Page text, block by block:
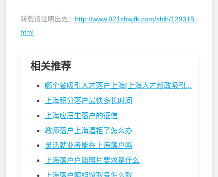
转载请注明出处： http://www.021shwjfk.com/shlh/129318.
html
相关推荐
哪个省吸引人才落户上海(上海人才新政吸引...
上海积分落户最快多长时间
上海应届生落户的征信
教师落户上海遭拒了怎么办
灵活就业者能在上海落户吗
上海落户户籍照片要求是什么
上海落户照相馆取号怎么取